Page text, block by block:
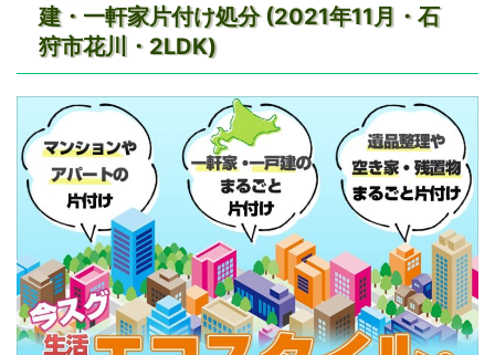
建・一軒家片付け処分 (2021年11月・石
狩市花川・2LDK)